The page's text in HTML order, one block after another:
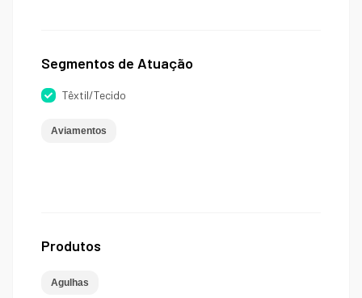
Segmentos de Atuação
Têxtil/Tecido
Aviamentos
Produtos
Agulhas